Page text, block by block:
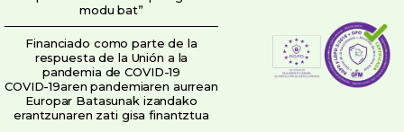
modu bat”
Financiado como parte de la
respuesta de la Unión a la
pandemia de COVID-19
COVID-19aren pandemiaren aurrean
Europar Batasunak izandako
erantzunaren zati gisa finantztua